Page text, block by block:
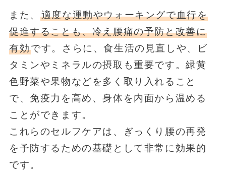
また、 適度な運動やウォーキングで血行を
促進することも、冷え腰痛の予防と改善に
有効です。さらに、食生活の見直しや、ビ
タミンやミネラルの摂取も重要です。緑黄
色野菜や果物などを多く取り入れること
で、免疫力を高め、身体を内面から温める
ことができます。
これらのセルフケアは、ぎっくり腰の再発
を予防するための基礎として非常に効果的
です。